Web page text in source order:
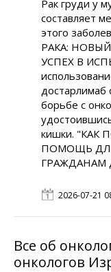
Рак груди у
составляет
этого
РАКА:
УСПЕХ В
борьбе с
кишки.
ПОМОЩЬ
ГРАЖДАНАМ
2026-07-21
Все об
онкологов